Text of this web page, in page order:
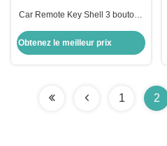
Car Remote Key Shell 3 boutons
Toyota remplacement de porte-
Obtenez le meilleur prix
1 2